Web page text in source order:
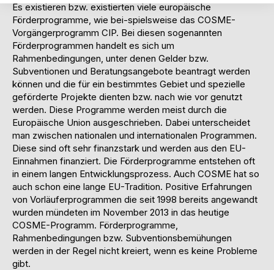
Es existieren bzw. existierten viele europäische
Förderprogramme, wie bei-spielsweise das COSME-
Vorgängerprogramm CIP. Bei diesen sogenannten
Förderprogrammen handelt es sich um
Rahmenbedingungen, unter denen Gelder bzw.
Subventionen und Beratungsangebote beantragt werden
können und die für ein bestimmtes Gebiet und spezielle
geförderte Projekte dienten bzw. nach wie vor genutzt
werden. Diese Programme werden meist durch die
Europäische Union ausgeschrieben. Dabei unterscheidet
man zwischen nationalen und internationalen Programmen.
Diese sind oft sehr finanzstark und werden aus den EU-
Einnahmen finanziert. Die Förderprogramme entstehen oft
in einem langen Entwicklungsprozess. Auch COSME hat so
auch schon eine lange EU-Tradition. Positive Erfahrungen
von Vorläuferprogrammen die seit 1998 bereits angewandt
wurden mündeten im November 2013 in das heutige
COSME-Programm. Förderprogramme,
Rahmenbedingungen bzw. Subventionsbemühungen
werden in der Regel nicht kreiert, wenn es keine Probleme
gibt.